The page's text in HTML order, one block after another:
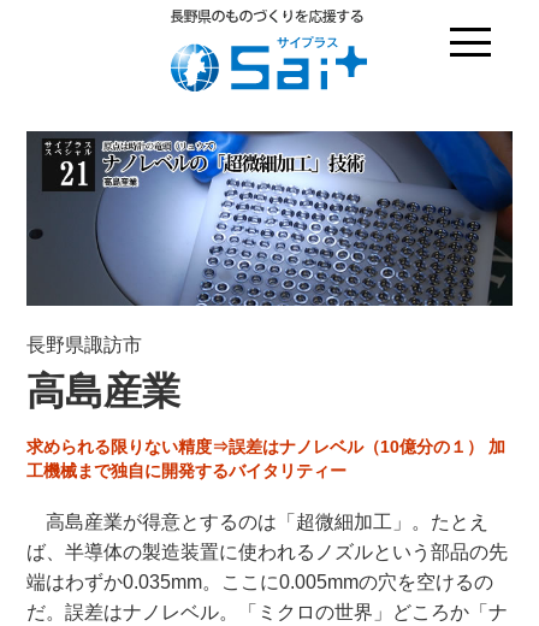
長野県諏訪市
高島産業
求められる限りない精度⇒誤差はナノレベル（10億分の１） 加
工機械まで独自に開発するバイタリティー
高島産業が得意とするのは「超微細加工」。たとえ
ば、半導体の製造装置に使われるノズルという部品の先
端はわずか0.035mm。ここに0.005mmの穴を空けるの
だ。誤差はナノレベル。「ミクロの世界」どころか「ナ